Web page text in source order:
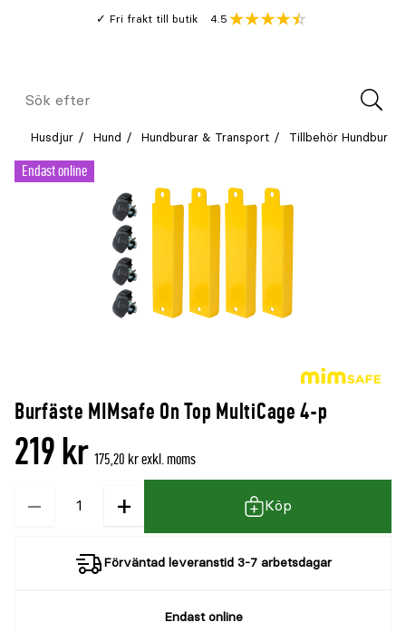
Fri frakt till butik
Genomsnitt
4.5
Meny
Sök
Husdjur Hund Hundburar & Transport Tillbehör Hundbur
Burfäste MIMsafe On Top MultiCage 4-p
219 kr 175,20 kr exkl. moms
−
Kvantitet + Köp
Förväntad leveranstid 3-7 arbetsdagar
Endast online
Endast online